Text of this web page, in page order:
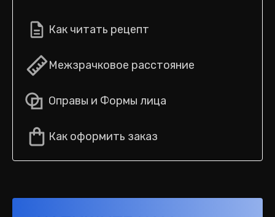
Как читать рецепт
Межзрачковое расстояние
Оправы и Формы лица
Как оформить заказ